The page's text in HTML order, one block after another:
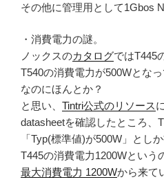
その他に管理用として1Gbos
・消費電力の謎。
ノックスのカタログではT445
T540の消費電力が500Wとな
なのにほんとか？
と思い、 Tintri公式のリソース
datasheetを確認したところ、
「Typ(標準値)が500W」とし
T445の消費電力1200Wという
最大消費電力 1200Wから来て